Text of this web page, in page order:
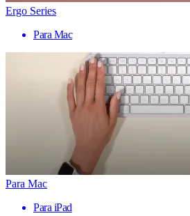
Ergo Series
Para Mac
Para Mac
Para iPad